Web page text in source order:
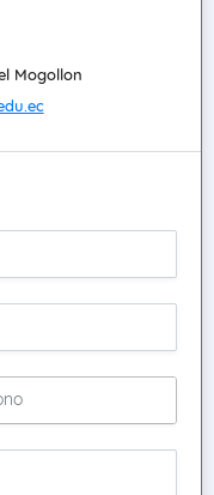
Mogollon